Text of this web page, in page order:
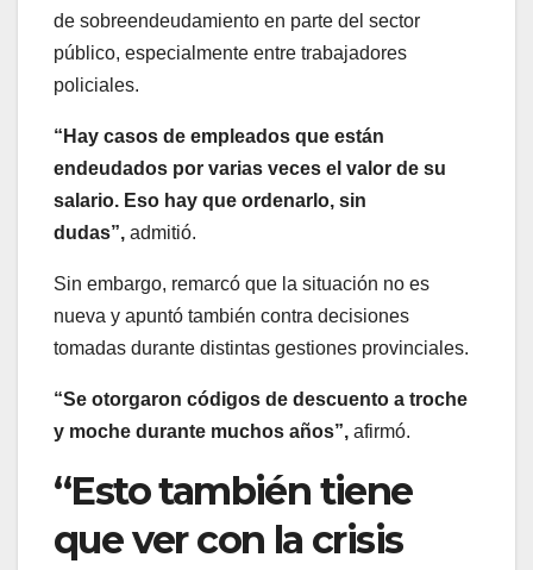
de sobreendeudamiento en parte del sector
público, especialmente entre trabajadores
policiales.
“Hay casos de empleados que están
endeudados por varias veces el valor de su
salario. Eso hay que ordenarlo, sin
dudas”, admitió.
Sin embargo, remarcó que la situación no es
nueva y apuntó también contra decisiones
tomadas durante distintas gestiones provinciales.
“Se otorgaron códigos de descuento a troche
y moche durante muchos años”, afirmó.
“Esto también tiene
que ver con la crisis